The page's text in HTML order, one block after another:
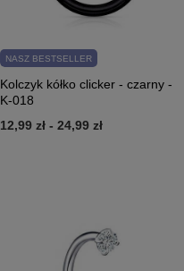
NASZ BESTSELLER
Kolczyk kółko clicker - czarny -
K-018
12,99 zł - 24,99 zł